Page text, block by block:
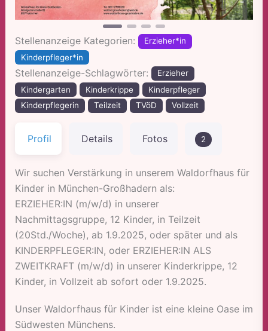
Stellenanzeige Kategorien:
Erzieher*in
Kinderpfleger*in
Stellenanzeige-Schlagwörter:
Erzieher
Kindergarten
Kinderkrippe
Kinderpfleger
Kinderpflegerin
Teilzeit TVöD Vollzeit
Profil Details Fotos 2
Wir suchen Verstärkung in unserem Waldorfhaus für
Kinder in München-Großhadern als:
ERZIEHER:IN (m/w/d) in unserer
Nachmittagsgruppe, 12 Kinder, in Teilzeit
(20Std./Woche), ab 1.9.2025, oder später und als
KINDERPFLEGER:IN, oder ERZIEHER:IN ALS
ZWEITKRAFT (m/w/d) in unserer Kinderkrippe, 12
Kinder, in Vollzeit ab sofort oder 1.9.2025.
Unser Waldorfhaus für Kinder ist eine kleine Oase im
Südwesten Münchens.